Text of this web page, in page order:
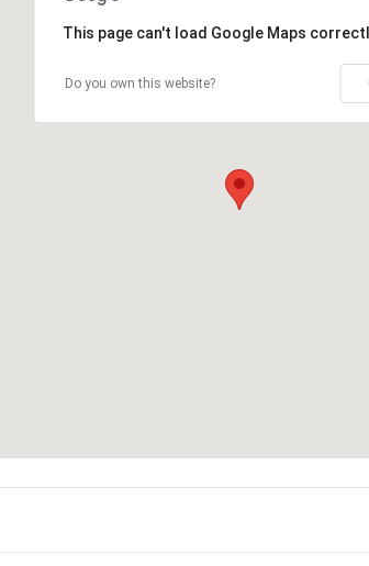
This page can't load Google Maps
Do you own this website?